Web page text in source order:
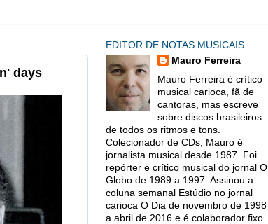
days
EDITOR DE NOTAS MUSICAIS
Mauro Ferreira
Mauro Ferreira é crítico
musical carioca, fã de
cantoras, mas escreve
sobre discos brasileiros
de todos os ritmos e tons.
Colecionador de CDs, Mauro é
jornalista musical desde 1987. Foi
repórter e crítico musical do jornal O
Globo de 1989 a 1997. Assinou a
coluna semanal Estúdio no jornal
carioca O Dia de novembro de 1998
a abril de 2016 e é colaborador fixo